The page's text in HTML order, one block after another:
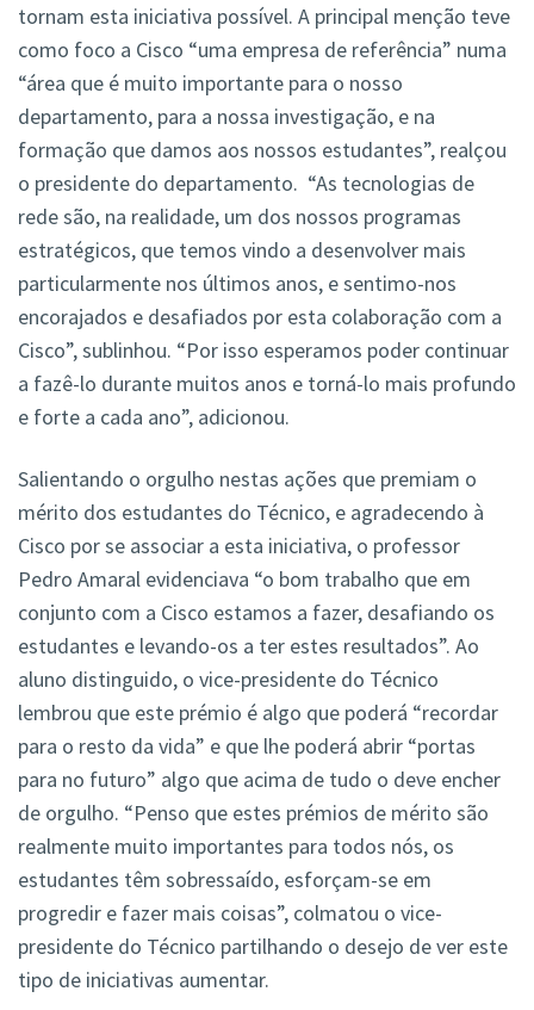
tornam esta iniciativa possível. A principal menção teve
como foco a Cisco “uma empresa de referência” numa
“área que é muito importante para o nosso
departamento, para a nossa investigação, e na
formação que damos aos nossos estudantes”, realçou
o presidente do departamento. “As tecnologias de
rede são, na realidade, um dos nossos programas
estratégicos, que temos vindo a desenvolver mais
particularmente nos últimos anos, e sentimo-nos
encorajados e desafiados por esta colaboração com a
Cisco”, sublinhou. “Por isso esperamos poder continuar
a fazê-lo durante muitos anos e torná-lo mais profundo
e forte a cada ano”, adicionou.
Salientando o orgulho nestas ações que premiam o
mérito dos estudantes do Técnico, e agradecendo à
Cisco por se associar a esta iniciativa, o professor
Pedro Amaral evidenciava “o bom trabalho que em
conjunto com a Cisco estamos a fazer, desafiando os
estudantes e levando-os a ter estes resultados”. Ao
aluno distinguido, o vice-presidente do Técnico
lembrou que este prémio é algo que poderá “recordar
para o resto da vida” e que lhe poderá abrir “portas
para no futuro” algo que acima de tudo o deve encher
de orgulho. “Penso que estes prémios de mérito são
realmente muito importantes para todos nós, os
estudantes têm sobressaído, esforçam-se em
progredir e fazer mais coisas”, colmatou o vice-
presidente do Técnico partilhando o desejo de ver este
tipo de iniciativas aumentar.